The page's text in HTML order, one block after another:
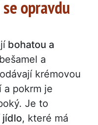
opravdu
bohatou a
a
krémovou
a pokrm je
Je to
jídlo, které má